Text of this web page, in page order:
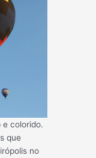
e colorido.
que
no